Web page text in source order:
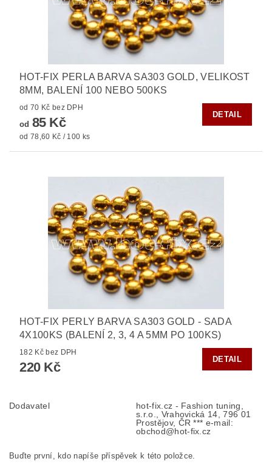
HOT-FIX PERLA BARVA SA303 GOLD, VELIKOST
8MM, BALENÍ 100 NEBO 500KS
od 70 Kč bez DPH
od 85 Kč
od 78,60 Kč / 100 ks
DETAIL
HOT-FIX PERLY BARVA SA303 GOLD - SADA
4X100KS (BALENÍ 2, 3, 4 A 5MM PO 100KS)
182 Kč bez DPH
220 Kč
DETAIL
Dodavatel
hot-fix.cz - Fashion tuning,
s.r.o., Vrahovická 14, 796 01
Prostějov, ČR *** e-mail:
obchod@hot-fix.cz
Buďte první, kdo napíše příspěvek k této položce.